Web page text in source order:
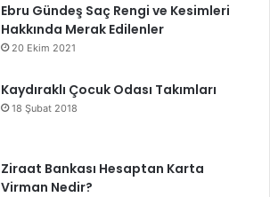
Ebru Gündeş Saç Rengi ve Kesimleri
Hakkında Merak Edilenler
20 Ekim 2021
Kaydıraklı Çocuk Odası Takımları
18 Şubat 2018
Ziraat Bankası Hesaptan Karta
Virman Nedir?